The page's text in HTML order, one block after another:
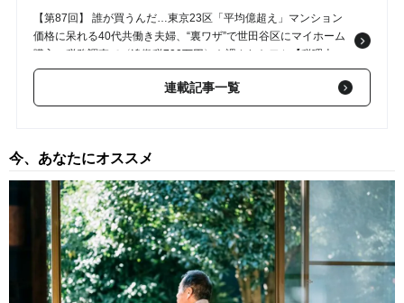
【第87回】 誰が買うんだ…東京23区「平均億超え」マンション
価格に呆れる40代共働き夫婦、“裏ワザ”で世田谷区にマイホーム
購入→税務調査で〈追徴税700万円〉を課されたワケ【税理士の
助言】2025/09/07
【第86回】 大谷サイコー！…MLBシーズン中は毎月渡米「3年間
助言】2025/08/31
【第85回】 貸金庫？専業主婦の妻がなぜ…突然の税務調査に困
惑する「年金月16万円」「貯金800万円」の75歳男性、“妻名義
の貸金庫”に隠されていた「まさかの代物」に悲鳴【税理士の助
言】
2025/08/17
【第84回】 申し上げにくいのですが…愛する孫に5年間〈年110
連載記事一覧
今、あなたにオススメ